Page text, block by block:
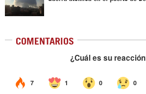
COMENTARIOS